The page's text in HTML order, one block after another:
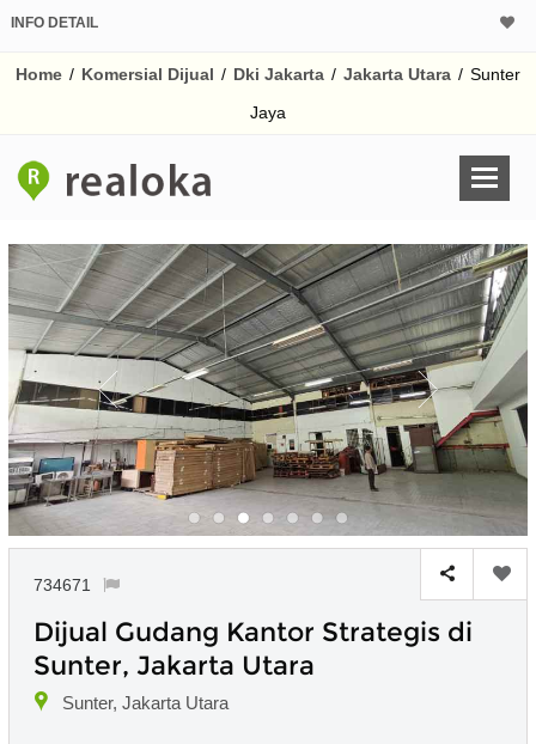
INFO DETAIL
Home / Komersial Dijual / Dki Jakarta / Jakarta Utara / Sunter
Jaya
734671
Dijual Gudang Kantor Strategis di
Sunter, Jakarta Utara
Sunter, Jakarta Utara
Harga Rp
% /th
Untuk hasil simulasi
pada kotak-
Simpan